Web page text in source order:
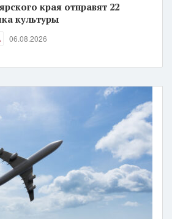
края отправят 22
культуры
06.08.2026